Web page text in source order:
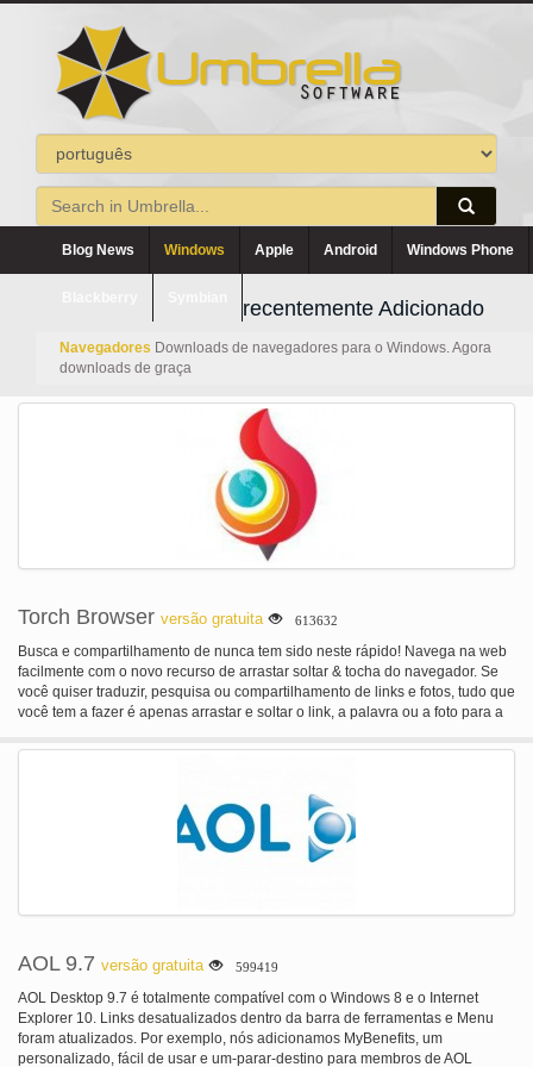
Blog News Windows Apple Android Windows Phone
recentemente Adicionado
Navegadores Downloads de navegadores para o Windows. Agora
downloads de graça
Torch Browser versão gratuita 613632
Busca e compartilhamento de nunca tem sido neste rápido! Navega na web
facilmente com o novo recurso de arrastar soltar & tocha do navegador. Se
você quiser traduzir, pesquisa ou compartilhamento de links e fotos, tudo que
você tem a fazer é apenas arrastar e soltar o link, a palavra ou a foto para a
Image search, Facebook, Twitter e muito mais. Você também pode adicionar
embutido do Torrent tocha torna fácil de usar e gerenciar suas tarefas de
download torrent diretamente do navegador, sem ter que baixar o software
adicional. Com características de tocha navegador interno torrent download
de arquivos se torna fácil e simples de fazer. Permite Media Grabber tocha
para. Apanhando de mídia do navegador tocha é integrado ao navegador e
encontrar um vídeo na web ou uma música que você deseja salvar; você
pode facilmente pegar e salvá-lo sem ter que usar programas externos,
conversores ou extensões. Economia web mídia em seu computador torna-
se simples com o navegador de tocha. Fácil compartilhamento compartilhar
os sites, vídeos, músicas e resultados de pesquisa com seus amigos no
Facebook e seus seguidores no Twitter. Tocha navegador inclui um botão
AOL 9.7 versão gratuita 599419
AOL Desktop 9.7 é totalmente compatível com o Windows 8 e o Internet
Explorer 10. Links desatualizados dentro da barra de ferramentas e Menu
foram atualizados. Por exemplo, nós adicionamos MyBenefits, um
personalizado, fácil de usar e um-parar-destino para membros de AOL